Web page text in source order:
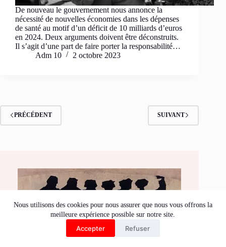
Nous utilisons des cookies pour nous assurer que nous vous offrons la
meilleure expérience possible sur notre site.
Accepter Refuser
De nouveau le gouvernement nous annonce la
nécessité de nouvelles économies dans les dépenses
de santé au motif d’un déficit de 10 milliards d’euros
en 2024. Deux arguments doivent être déconstruits.
Il s’agit d’une part de faire porter la responsabilité…
Adm 10
2 octobre 2023
PRÉCÉDENT SUIVANT